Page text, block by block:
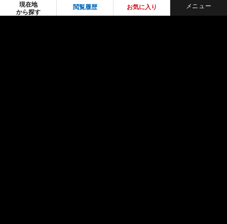
現在地
から探す
閲覧履歴 お気に入り